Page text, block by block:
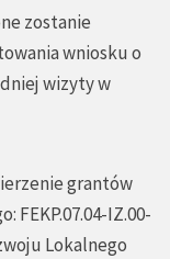
zostanie
wniosku o
wizyty w
grantów
FEKP.07.04-IZ.00-
Lokalnego